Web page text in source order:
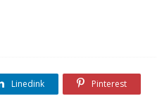
Linedink Pinterest